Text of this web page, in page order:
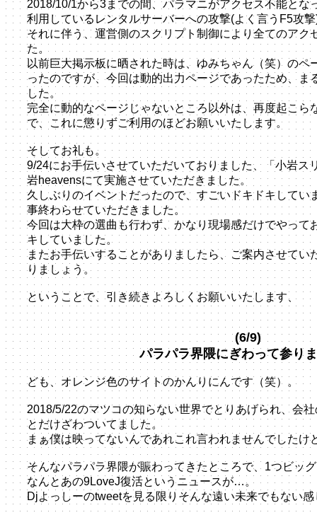
2018/10/1から3までの間、パラマニがアクセス不能とな
利用しているレンタルサーバーへの攻撃(よく言うF5攻
それに伴う、運営側のスクリプト制御により全てのアク
た。
以前巨大掲示板に晒された時は、ゆみちゃん（笑）のペ
ったのですが、今回は動的出力ページであったため、ま
した。
完全に動的なページじゃないところ以外は、再度起こら
で、これに懲りずご利用のほどお願いいたします。
そしてお礼も。
9/24にお手伝いさせていただいておりました、「小岩ス
岩heavensにて実施させていただきました。
久しぶりのイベントだったので、すごいドキドキしてい
事終わらせていただきました。
今回は大枠の選曲も行わず、かなり現場感だけでやって
キしていました。
またお手伝いすることがありましたら、ご案内させてい
りましょう。
ということで、引き続きよろしくお願いいたします、
(6/9)
パラパラ界隈にぎわって参り
ども、オレンジ色のサイトのかんりにんです（笑）。
2018/5/22のマツコの知らない世界でとりあげられ、会
とだけざわついてました。
まぁ僕は映ってないんであれこれ言われませんでしたけ
そんなパラパラ界隈が賑わってきたところで、1つビッ
なんとあの9LoveJ復活というニュースが…。
Djよっしーのtweetを見る限りそんな遠い未来でもない